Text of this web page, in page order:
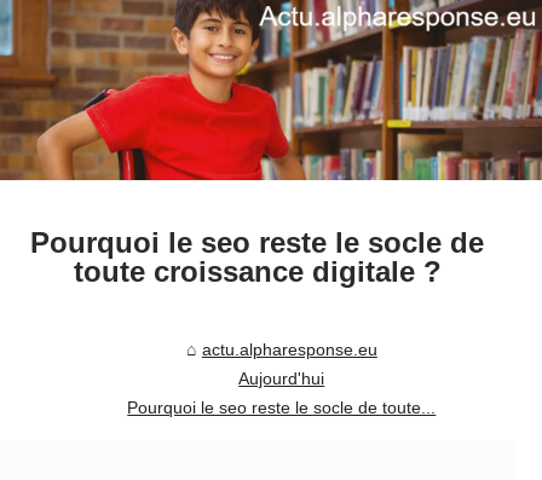
Pourquoi le seo reste le socle de
toute croissance digitale ?
actu.alpharesponse.eu
Aujourd'hui
Pourquoi le seo reste le socle de toute...